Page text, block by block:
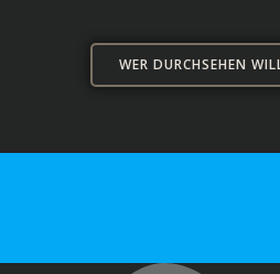
WER DURCHSEHEN